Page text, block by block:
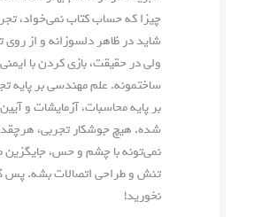
چیزا که حساب کتاب نمی‌خواد،
شاید در ظاهر دلسوزانه و از روی
ولی در حقیقت، بازی کردن با
ساختمونه. علم مهندسی بر پایه
بر پایه محاسبات، آزمایشات و
شده. هیچ جوشکار تجربی،
نمی‌تونه با چشم و حس، جایگزین
تنش و طراحی اتصالات بشه. پس
نخورید!